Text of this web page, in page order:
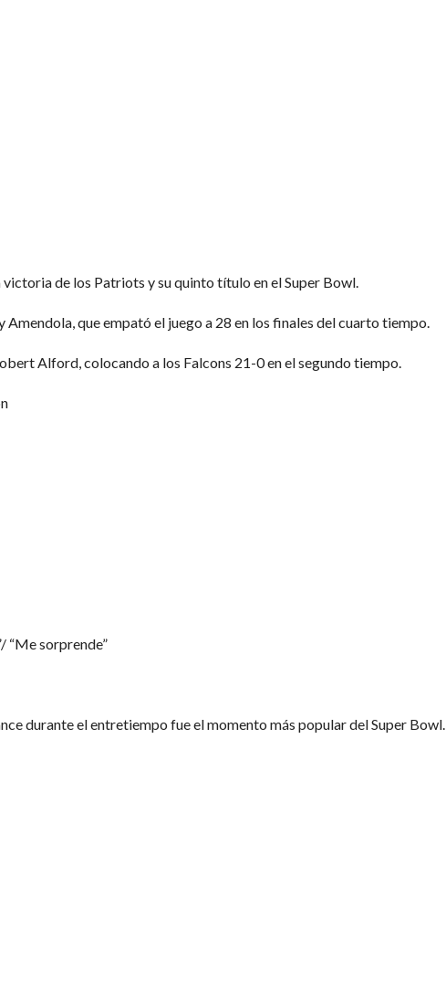
de los Patriots y su quinto título en el Super Bowl.
que empató el juego a 28 en los finales del cuarto tiempo.
Alford, colocando a los Falcons 21-0 en el segundo tiempo.
“Me sorprende”
durante el entretiempo fue el momento más popular del Super Bowl.